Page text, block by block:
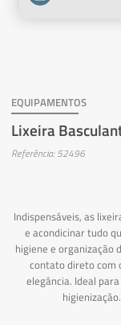
EQUIPAMENTOS
Lixeira
Referência: 52496
Indispensáveis, as
e acondicinar tudo
higiene e organização
contato direto com
elegância. Ideal